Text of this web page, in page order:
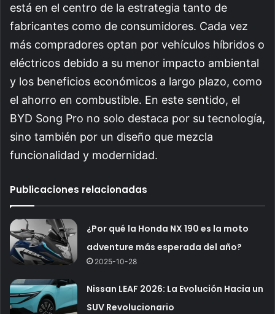
está en el centro de la estrategia tanto de
fabricantes como de consumidores. Cada vez
más compradores optan por vehículos híbridos o
eléctricos debido a su menor impacto ambiental
y los beneficios económicos a largo plazo, como
el ahorro en combustible. En este sentido, el
BYD Song Pro no solo destaca por su tecnología,
sino también por un diseño que mezcla
funcionalidad y modernidad.
Publicaciones relacionadas
¿Por qué la Honda NX 190 es la moto
adventure más esperada del año?
2025-10-28
Nissan LEAF 2026: La Evolución Hacia un
SUV Revolucionario